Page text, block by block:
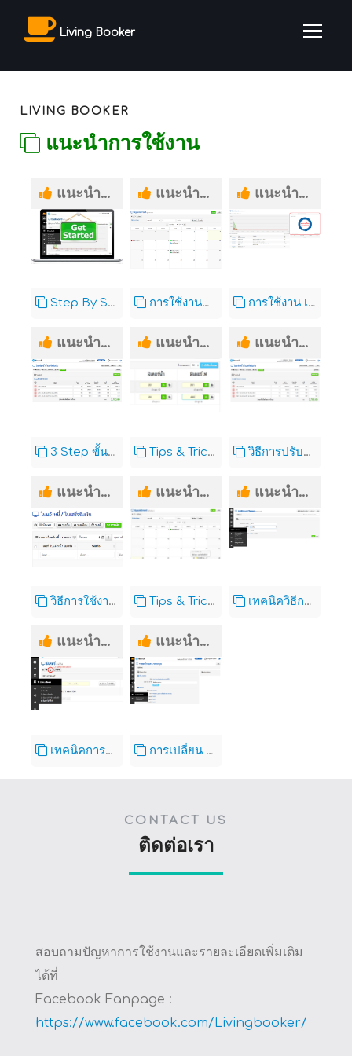
Living Booker
LIVING BOOKER
แนะนำการใช้งาน
แนะนำการใช้งาน
Step By Step เริ่มต้นใช้โปรแกรม ให้พร้อมใช้งาน
แนะนำการใช้งาน
การใช้งานปฏิทิน
แนะนำการใช้งาน
การใช้งาน เมนู ข้อมูลบริการเสริม และ ประเภท รายรับ / รายจ่าย
แนะนำการใช้งาน
3 Step ขั้นตอนการออกใบแจ้งหนี้
แนะนำการใช้งาน
Tips & Tricks แนะนำวิธีการบันทึก ค่าน้ำ ค่าไฟ แบบสายฟ้าแลบ!!!!!
แนะนำการใช้งาน
วิธีการปรับแก้ไข ใบแจ้งหนี้ ในกรณีต่างๆ Livingbooker.com
แนะนำการใช้งาน
วิธีการใช้งาน ระบบใบแจ้งหนี้/ใบเสร็จรับเงิน ใน Livingbooker
แนะนำการใช้งาน
Tips & Tricks แนะนำวิธีการเชื่อมข้อมูลการย้ายเข้า และ ย้ายออก ไปสู่ระบบปฏิทิน (Calendar)
แนะนำการใช้งาน
เทคนิควิธีการจัดการกับบริการเสริม หรือ ค่าใช้จ่ายบางอย่าง ให้รวมอยู่ในสัญญาการเช่าพัก เพื่อสะดวกต่อการ ออกใบแจ้งหนี้
แนะนำการใช้งาน
เทคนิคการจดบันทึก ค่าน้ำ ค่าไฟ หอพัก อพาร์ทเม้นท์ รวดเร็วและง่ายนิดเดียว
แนะนำการใช้งาน
การเปลี่ยน URL สำหรับเข้าใช้งาน LivingBooker ได้ด้วยตัวคุณเอง
CONTACT US
ติดต่อเรา
สอบถามปัญหาการใช้งานและรายละเอียดเพิ่มเติม
ได้ที่
Facebook Fanpage :
https://www.facebook.com/Livingbooker/